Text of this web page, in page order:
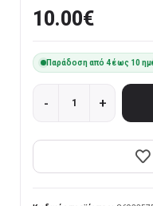
10.00€
Παράδοση από 4 έως 10
HILL MUG